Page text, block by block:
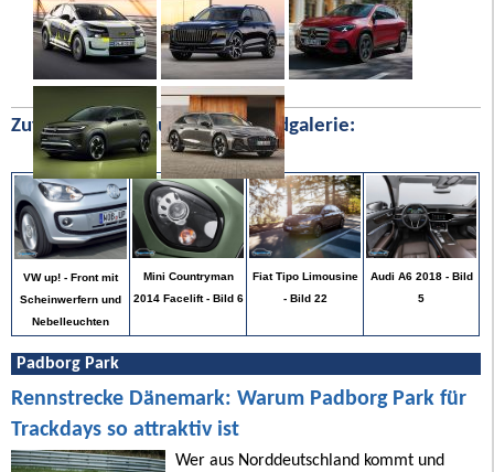
Zufällige Bilder aus unserer Bildgalerie:
VW up! - Front mit
Scheinwerfern und
Nebelleuchten
Mini Countryman
2014 Facelift - Bild 6
Fiat Tipo Limousine
- Bild 22
Audi A6 2018 - Bild
5
Padborg Park
Rennstrecke Dänemark: Warum Padborg Park für
Trackdays so attraktiv ist
Wer aus Norddeutschland kommt und